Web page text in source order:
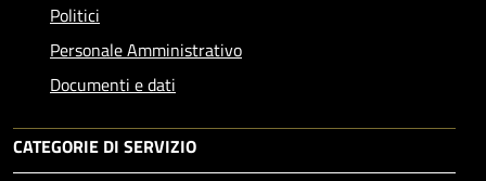
Politici
Personale Amministrativo
Documenti e dati
CATEGORIE DI SERVIZIO